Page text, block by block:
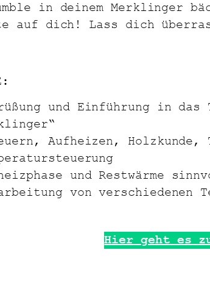
in deinem Merklinger
auf dich! Lass dich
und Einführung in das
Aufheizen, Holzkunde,
und Restwärme
von verschiedenen
Hier geht es